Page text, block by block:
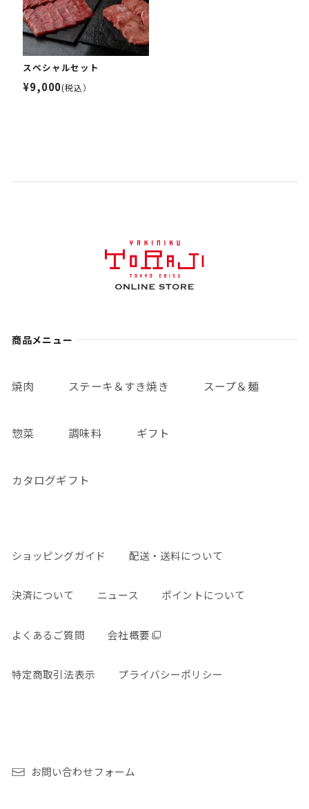
スペシャルセット
¥9,000(税込）
商品メニュー
焼肉 ステーキ＆すき焼き スープ＆麺
惣菜 調味料 ギフト
カタログギフト
ショッピングガイド 配送・送料について
決済について ニュース ポイントについて
よくあるご質問 会社概要
特定商取引法表示 プライバシーポリシー
お問い合わせフォーム